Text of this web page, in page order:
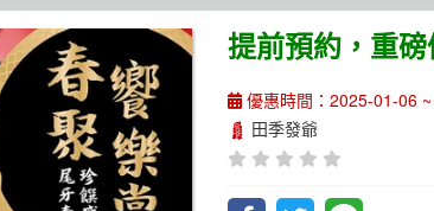
提前預約，重
優惠時間：2025-01-06
田季發爺